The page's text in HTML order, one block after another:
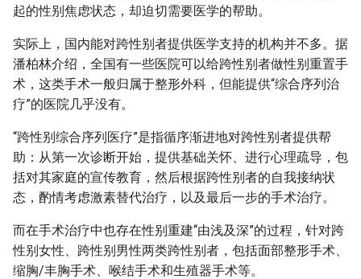
起的性别焦虑状态，却迫切需要医学的帮助。
实际上，国内能对跨性别者提供医学支持的机构并不多。据
潘柏林介绍，全国有一些医院可以给跨性别者做性别重置手
术，这类手术一般归属于整形外科，但能提供“综合序列治
疗”的医院几乎没有。
“跨性别综合序列医疗”是指循序渐进地对跨性别者提供帮
助：从第一次诊断开始，提供基础关怀、进行心理疏导，包
括对其家庭的宣传教育，然后根据跨性别者的自我接纳状
态，酌情考虑激素替代治疗，以及最后一步的手术治疗。
而在手术治疗中也存在性别重建“由浅及深”的过程，针对跨
性别女性、跨性别男性两类跨性别者，包括面部整形手术、
缩胸/丰胸手术、喉结手术和生殖器手术等。